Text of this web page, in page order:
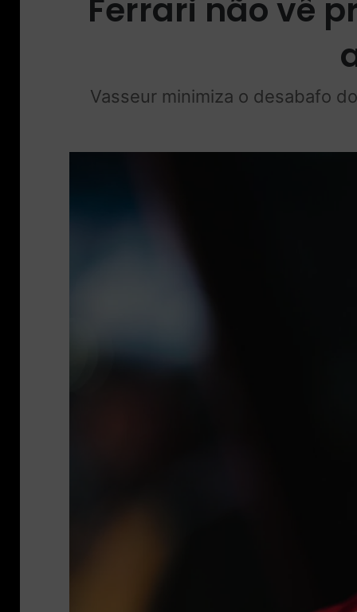
Ferrari não vê
Vasseur minimiza o desabafo